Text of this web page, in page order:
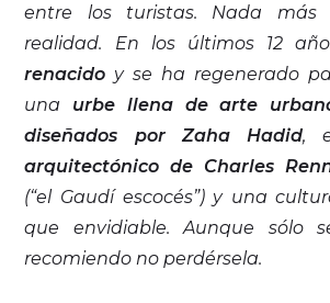
entre los turistas. Nada más
realidad. En los últimos 12
renacido y se ha regenerado
una urbe llena de arte
diseñados por Zaha Hadid,
arquitectónico de Charles
(“el Gaudí escocés”) y una
que envidiable. Aunque sólo
recomiendo no perdérsela.